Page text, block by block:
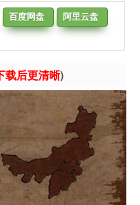
百度网盘
阿里云盘
载后更清晰)